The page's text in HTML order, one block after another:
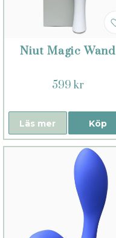
Niut Magic Wand
599 kr
Köp
Läs mer